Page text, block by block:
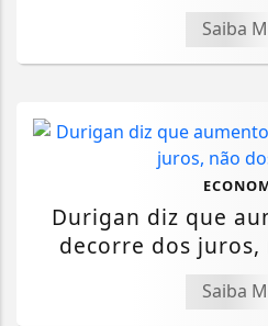
Saiba
Durigan diz que
decorre dos juros,
Saiba